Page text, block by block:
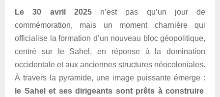
Le 30 avril 2025n’est pas qu’un jour de
commémoration, mais un moment charnière qui
officialise la formation d’un nouveau bloc géopolitique,
centré sur le Sahel, en réponse à la domination
occidentale et aux anciennes structures néocoloniales.
À travers la pyramide, une image puissante émerge :
le Sahel et ses dirigeants sont prêts à construire